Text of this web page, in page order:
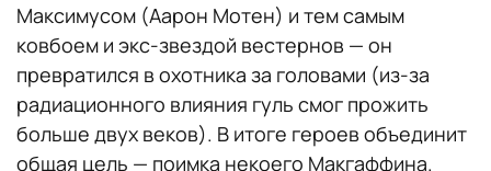
Максимусом (Аарон Мотен) и тем самым
ковбоем и экс-звездой вестернов — он
превратился в охотника за головами (из-за
радиационного влияния гуль смог прожить
больше двух веков). В итоге героев объединит
общая цель — поимка некоего Макгаффина.